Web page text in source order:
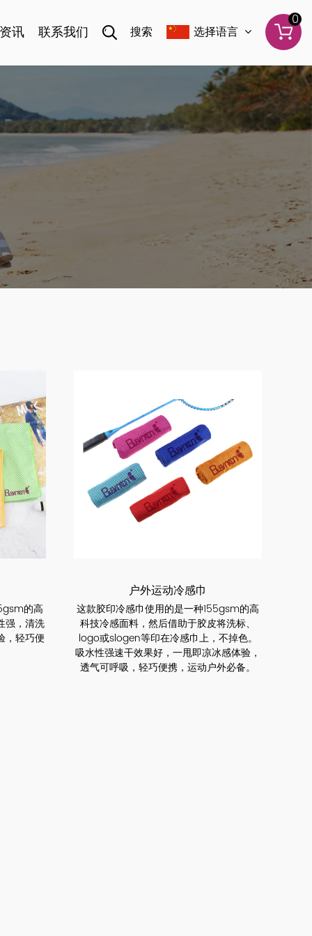
讯 联系我们 搜索 选择语言
0
的高
强，清洗
，轻巧便
户外运动冷感巾
这款胶印冷感巾使用的是一种155gsm的高
科技冷感面料，然后借助于胶皮将洗标、
logo或slogen等印在冷感巾上，不掉色。
吸水性强速干效果好，一甩即凉冰感体验，
透气可呼吸，轻巧便携，运动户外必备。